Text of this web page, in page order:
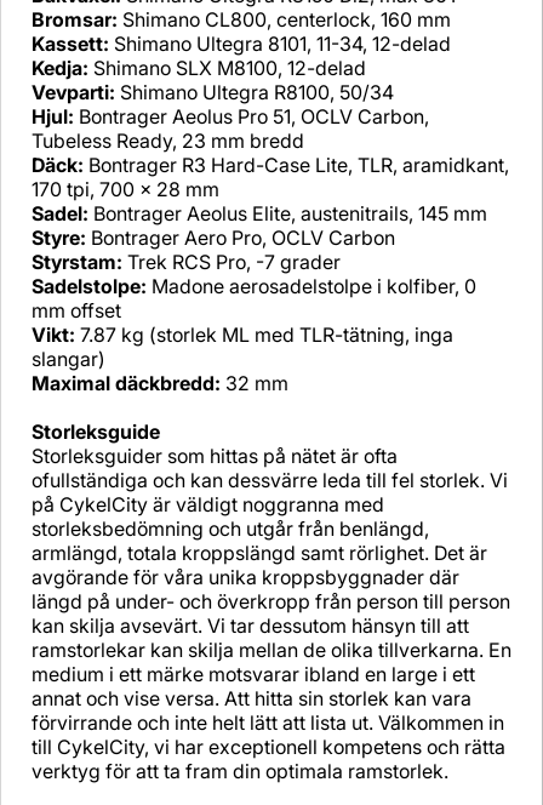
Bromsar: Shimano CL800, centerlock, 160 mm
Kassett: Shimano Ultegra 8101, 11-34, 12-delad
Kedja: Shimano SLX M8100, 12-delad
Vevparti: Shimano Ultegra R8100, 50/34
Hjul: Bontrager Aeolus Pro 51, OCLV Carbon,
Tubeless Ready, 23 mm bredd
Däck: Bontrager R3 Hard-Case Lite, TLR, aramidkant,
170 tpi, 700 x 28 mm
Sadel: Bontrager Aeolus Elite, austenitrails, 145 mm
Styre: Bontrager Aero Pro, OCLV Carbon
Styrstam: Trek RCS Pro, -7 grader
Sadelstolpe: Madone aerosadelstolpe i kolfiber, 0
mm offset
Vikt: 7.87 kg (storlek ML med TLR-tätning, inga
slangar)
Maximal däckbredd: 32 mm
Storleksguide
Storleksguider som hittas på nätet är ofta
ofullständiga och kan dessvärre leda till fel storlek. Vi
på CykelCity är väldigt noggranna med
storleksbedömning och utgår från benlängd,
armlängd, totala kroppslängd samt rörlighet. Det är
avgörande för våra unika kroppsbyggnader där
längd på under- och överkropp från person till person
kan skilja avsevärt. Vi tar dessutom hänsyn till att
ramstorlekar kan skilja mellan de olika tillverkarna. En
medium i ett märke motsvarar ibland en large i ett
annat och vise versa. Att hitta sin storlek kan vara
förvirrande och inte helt lätt att lista ut. Välkommen in
till CykelCity, vi har exceptionell kompetens och rätta
verktyg för att ta fram din optimala ramstorlek.